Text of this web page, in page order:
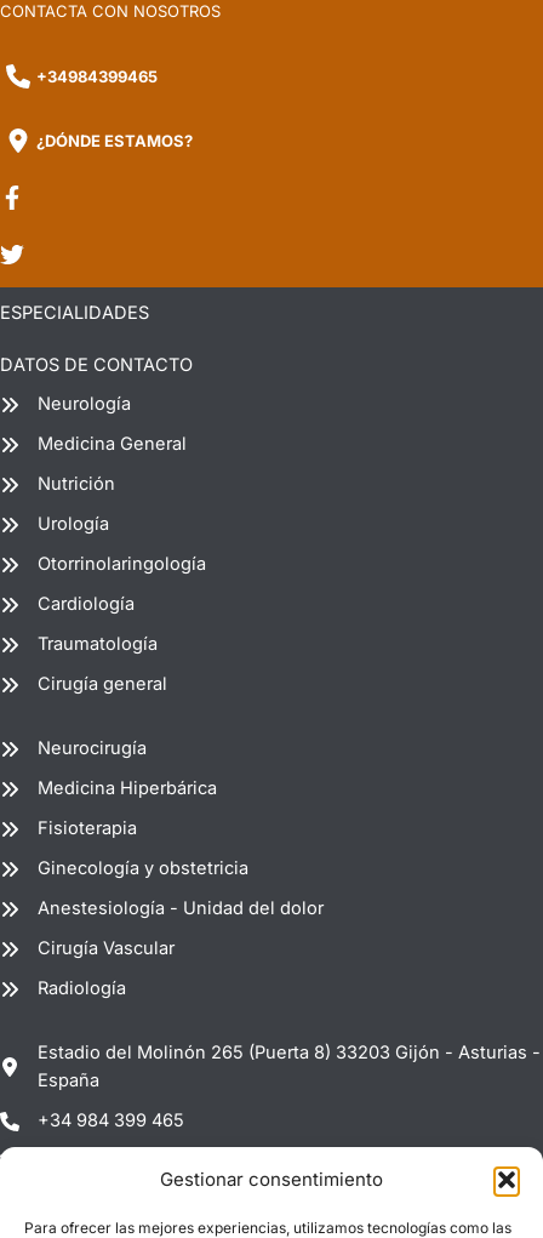
Gestionar consentimiento
Para ofrecer las mejores experiencias, utilizamos tecnologías como las
CONTACTA CON NOSOTROS
+34984399465
¿DÓNDE ESTAMOS?
ESPECIALIDADES
DATOS DE CONTACTO
Neurología
Medicina General
Nutrición
Urología
Otorrinolaringología
Cardiología
Traumatología
Cirugía general
Neurocirugía
Medicina Hiperbárica
Fisioterapia
Ginecología y obstetricia
Anestesiología - Unidad del dolor
Cirugía Vascular
Radiología
Estadio del Molinón 265 (Puerta 8) 33203 Gijón - Asturias -
España
+34 984 399 465
De Lunes a Viernes : 08:00h. - 21:00h